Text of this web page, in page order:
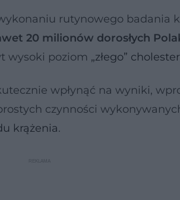
rutynowego badania
20 milionów dorosłych
wysoki poziom „złego”
wpłynąć na wyniki,
czynności
krążenia.